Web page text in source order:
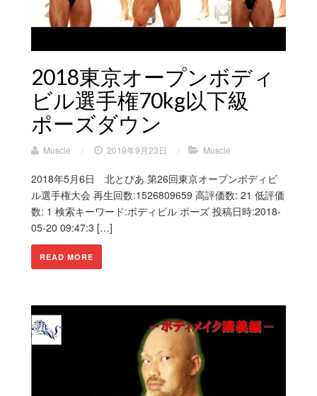
2018東京オープンボディ
ビル選手権70kg以下級
ポーズダウン
Muscle / 2019年9月23日 / Muscle
2018年5月6日 北とぴあ 第26回東京オープンボディビ
ル選手権大会 再生回数:1526809659 高評価数: 21 低評価
数: 1 検索キーワード:ボディビル ポーズ 投稿日時:2018-
05-20 09:47:3 […]
READ MORE